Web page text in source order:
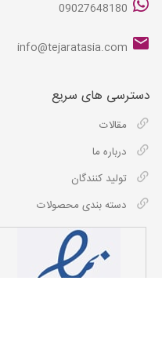
09027648180
info@tejaratasia.com
دسترسی های سریع
مقالات
درباره ما
تولید کنندگان
دسته بندی محصولات